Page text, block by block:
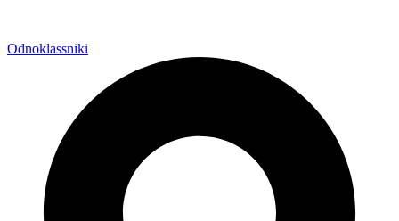
Odnoklassniki